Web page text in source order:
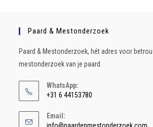
Paard & Mestonderzoek
Paard & Mestonderzoek, hét adres voor
mestonderzoek van je paard.
WhatsApp:
+31 6 44153780
Email:
info@paardenmestonderzoek.com